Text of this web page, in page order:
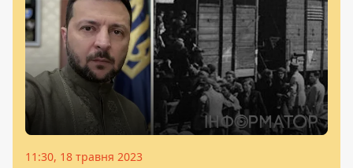
11:30, 18 травня 2023